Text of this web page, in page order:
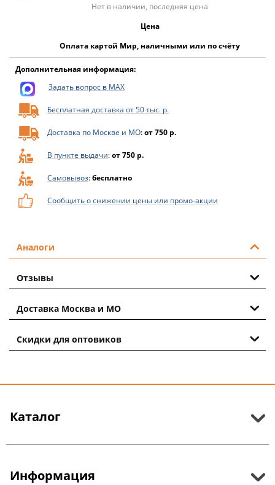
Нет в наличии, последняя цена
Цена
Оплата картой Мир, наличными или по счёту
Дополнительная информация:
Задать вопрос в MAX
Бесплатная доставка от 50 тыс. р.
Доставка по Москве и МО:от 750 р.
В пункте выдачи:от 750 р.
Самовывоз:бесплатно
Сообщить о снижении цены или промо-акции
Аналоги
Отзывы
Доставка Москва и МО
Скидки для оптовиков
Каталог
Информация